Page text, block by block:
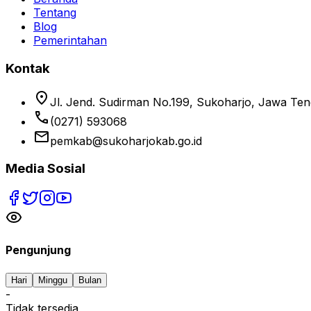
Tentang
Blog
Pemerintahan
Kontak
location_on Jl. Jend. Sudirman No.199, Sukoharjo, Jawa
phone (0271) 593068
emailpemkab@sukoharjokab.go.id
Media Sosial
Pengunjung
Hari Minggu Bulan
-
Tidak tersedia